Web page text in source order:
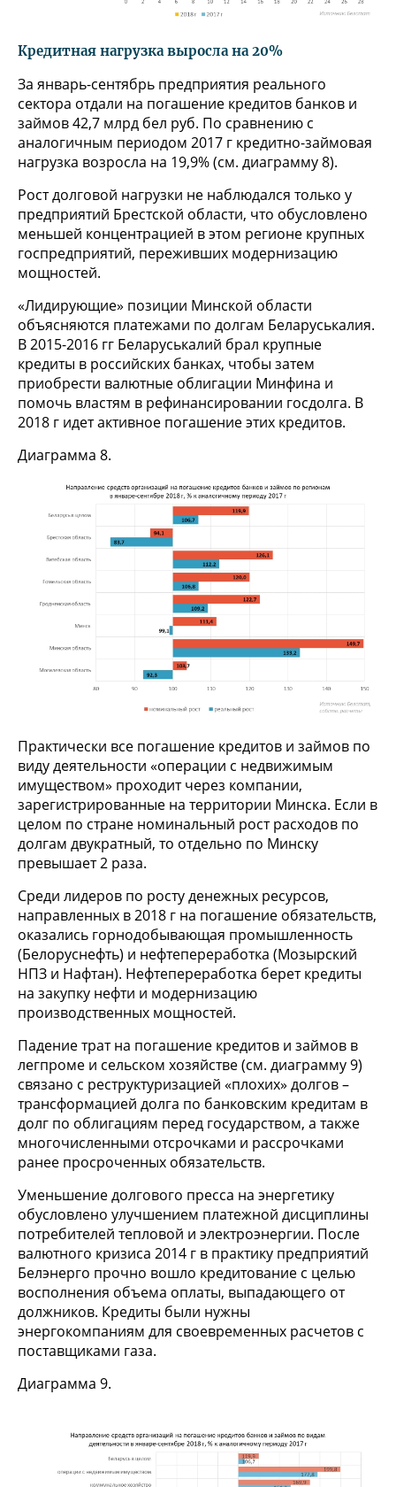
Кредитная нагрузка выросла на 20%
За январь-сентябрь предприятия реального
сектора отдали на погашение кредитов банков и
займов 42,7 млрд бел руб. По сравнению с
аналогичным периодом 2017 г кредитно-займовая
нагрузка возросла на 19,9% (см. диаграмму 8).
Рост долговой нагрузки не наблюдался только у
предприятий Брестской области, что обусловлено
меньшей концентрацией в этом регионе крупных
госпредприятий, переживших модернизацию
мощностей.
«Лидирующие» позиции Минской области
объясняются платежами по долгам Беларуськалия.
В 2015-2016 гг Беларуськалий брал крупные
кредиты в российских банках, чтобы затем
приобрести валютные облигации Минфина и
помочь властям в рефинансировании госдолга. В
2018 г идет активное погашение этих кредитов.
Диаграмма 8.
Практически все погашение кредитов и займов по
виду деятельности «операции с недвижимым
имуществом» проходит через компании,
зарегистрированные на территории Минска. Если в
целом по стране номинальный рост расходов по
долгам двукратный, то отдельно по Минску
превышает 2 раза.
Среди лидеров по росту денежных ресурсов,
направленных в 2018 г на погашение обязательств,
оказались горнодобывающая промышленность
(Белоруснефть) и нефтепереработка (Мозырский
НПЗ и Нафтан). Нефтепереработка берет кредиты
на закупку нефти и модернизацию
производственных мощностей.
Падение трат на погашение кредитов и займов в
легпроме и сельском хозяйстве (см. диаграмму 9)
связано с реструктуризацией «плохих» долгов –
трансформацией долга по банковским кредитам в
долг по облигациям перед государством, а также
многочисленными отсрочками и рассрочками
ранее просроченных обязательств.
Уменьшение долгового пресса на энергетику
обусловлено улучшением платежной дисциплины
потребителей тепловой и электроэнергии. После
валютного кризиса 2014 г в практику предприятий
Белэнерго прочно вошло кредитование с целью
восполнения объема оплаты, выпадающего от
должников. Кредиты были нужны
энергокомпаниям для своевременных расчетов с
поставщиками газа.
Диаграмма 9.